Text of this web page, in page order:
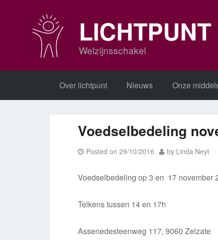
Welzijnsschakel
Over lichtpunt Nieuws Onze
Voedselbedeling
Posted on29/10/2016 by Linda Neyt
Voedselbedeling op 3 en 17 november
Telkens tussen 14 en 17h
Assenedesteenweg 117, 9060 Zelzate